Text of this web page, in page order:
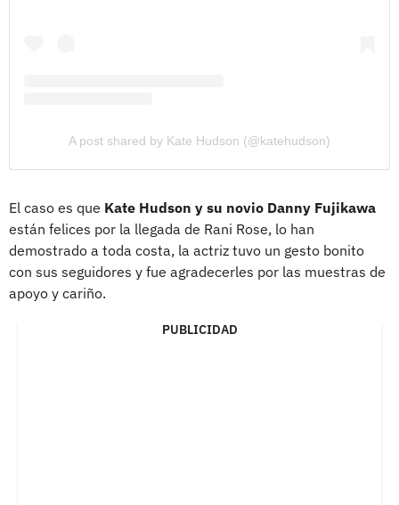
A post shared by Kate Hudson (@katehudson)
El caso es que Kate Hudson y su novio Danny Fujikawa
están felices por la llegada de Rani Rose, lo han
demostrado a toda costa, la actriz tuvo un gesto bonito
con sus seguidores y fue agradecerles por las muestras de
apoyo y cariño.
PUBLICIDAD